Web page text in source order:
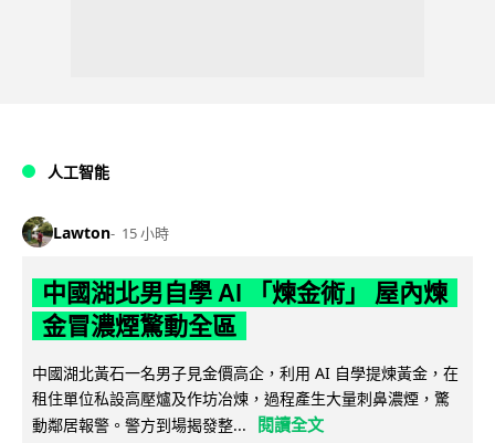
人工智能
Lawton 15 小時
中國湖北男自學 AI 「煉金術」 屋內煉
金冒濃煙驚動全區
中國湖北黃石一名男子見金價高企，利用 AI 自學提煉黃金，在
租住單位私設高壓爐及作坊冶煉，過程產生大量刺鼻濃煙，驚
動鄰居報警。警方到場揭發整...
閱讀全文